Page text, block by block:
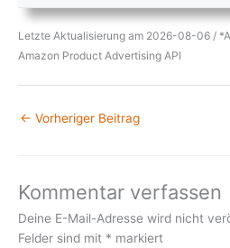
Letzte Aktualisierung am 2026-08-06 /
Amazon Product Advertising API
← Vorheriger Beitrag
Kommentar verfassen
Deine E-Mail-Adresse wird nicht
Felder sind mit * markiert